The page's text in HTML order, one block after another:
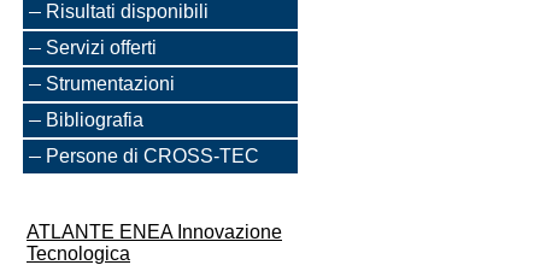
Risultati disponibili
Servizi offerti
Strumentazioni
Bibliografia
Persone di CROSS-TEC
ATLANTE ENEA Innovazione
Tecnologica